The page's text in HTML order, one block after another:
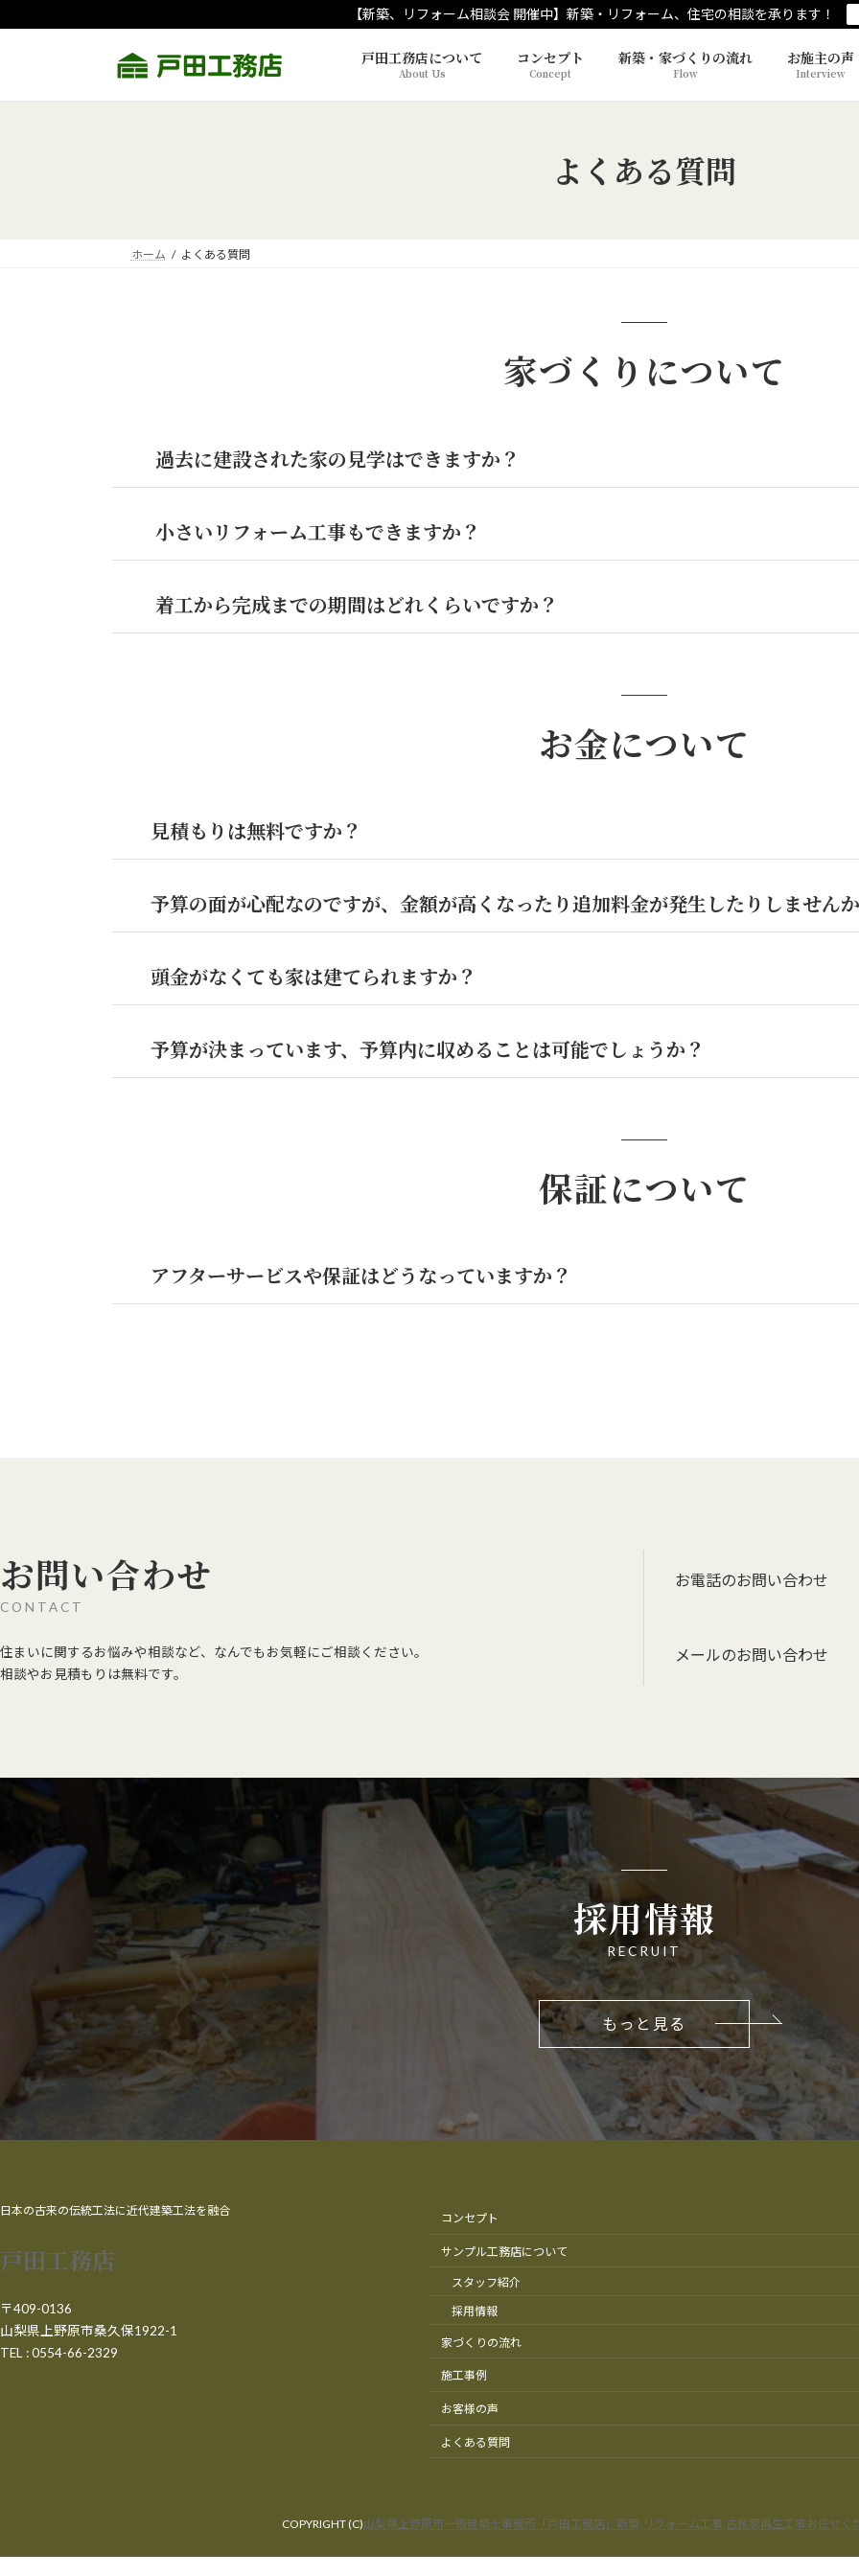
ン
ツ
ビ
シ
【新築、リフォーム相談会 開催中】新築・リフォーム、住宅の相談を承ります！
戸田工務店について
About Us
コンセプト
Concept
新築・家づくりの流れ
Flow
お施主の声
Interview
よくある質問
ホーム よくある質問
家づくりについて
過去に建設された家の見学はできますか？
0554-66-2329
小さいリフォーム工事もできますか？
着工から完成までの期間はどれくらいですか？
お金について
見積もりは無料ですか？
予算の面が心配なのですが、金額が高くなったり追加料金が発生したりしません
頭金がなくても家は建てられますか？
予算が決まっています、予算内に収めることは可能でしょうか？
保証について
アフターサービスや保証はどうなっていますか？
お問い合わせ
CONTACT
住まいに関するお悩みや相談など、なんでもお気軽にご相談ください。
相談やお見積もりは無料です。
お電話のお問い合わせ
メールのお問い合わせ
採用情報
RECRUIT
もっと見る
日本の古来の伝統工法に近代建築工法を融合
戸田工務店
〒409-0136
山梨県上野原市桑久保1922-1
TEL : 0554-66-2329
コンセプト
サンプル工務店について
スタッフ紹介
採用情報
家づくりの流れ
施工事例
お客様の声
よくある質問
COPYRIGHT (C)山梨県上野原市一級建築士事務所「戸田工務店」新築,リフォーム工事,古民家再生工事お任せく